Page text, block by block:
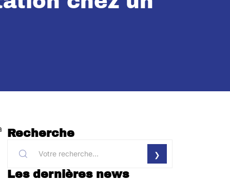
Recherche
Les dernières news